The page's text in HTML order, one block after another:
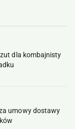
dla kombajnisty
umowy dostawy